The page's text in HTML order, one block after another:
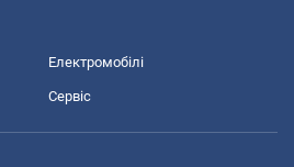
Електромобілі
Сервіс